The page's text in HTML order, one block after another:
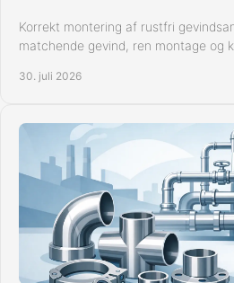
Korrekt montering af rustfri
matchende gevind, ren montage og
30. juli 2026